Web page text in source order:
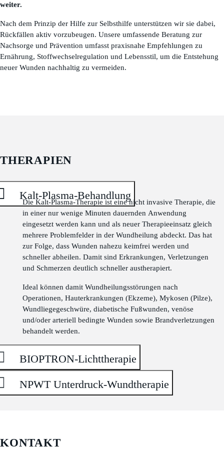
weiter.
Nach dem Prinzip der Hilfe zur Selbsthilfe unterstützen wir sie dabei,
Rückfällen aktiv vorzubeugen. Unsere umfassende Beratung zur
Nachsorge und Prävention umfasst praxisnahe Empfehlungen zu
Ernährung, Stoffwechselregulation und Lebensstil, um die Entstehung
neuer Wunden nachhaltig zu vermeiden.
THERAPIEN
Kalt-Plasma-Behandlung
Die Kalt-Plasma-Therapie ist eine nicht invasive Therapie, die
in einer nur wenige Minuten dauernden Anwendung
eingesetzt werden kann und als neuer Therapieeinsatz gleich
mehrere Problemfelder in der Wundheilung abdeckt. Das hat
zur Folge, dass Wunden nahezu keimfrei werden und
schneller abheilen. Damit sind Erkrankungen, Verletzungen
und Schmerzen deutlich schneller austherapiert.
Ideal können damit Wundheilungsstörungen nach
Operationen, Hauterkrankungen (Ekzeme), Mykosen (Pilze),
Wundliegegeschwüre, diabetische Fußwunden, venöse
und/oder arteriell bedingte Wunden sowie Brandverletzungen
behandelt werden.
BIOPTRON-Lichttherapie
NPWT Unterdruck-Wundtherapie
KONTAKT